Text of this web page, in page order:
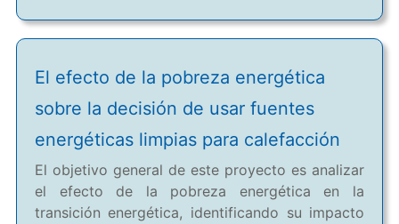
El efecto de la pobreza energética
sobre la decisión de usar fuentes
energéticas limpias para calefacción
El objetivo general de este proyecto es analizar
el efecto de la pobreza energética en la
transición energética, identificando su impacto